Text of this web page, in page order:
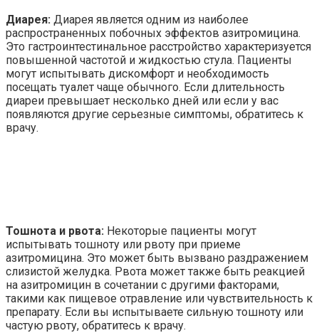
Диарея: Диарея является одним из наиболее
распространенных побочных эффектов азитромицина.
Это гастроинтестинальное расстройство характеризуется
повышенной частотой и жидкостью стула. Пациенты
могут испытывать дискомфорт и необходимость
посещать туалет чаще обычного. Если длительность
диареи превышает несколько дней или если у вас
появляются другие серьезные симптомы, обратитесь к
врачу.
Тошнота и рвота: Некоторые пациенты могут
испытывать тошноту или рвоту при приеме
азитромицина. Это может быть вызвано раздражением
слизистой желудка. Рвота может также быть реакцией
на азитромицин в сочетании с другими факторами,
такими как пищевое отравление или чувствительность к
препарату. Если вы испытываете сильную тошноту или
частую рвоту, обратитесь к врачу.